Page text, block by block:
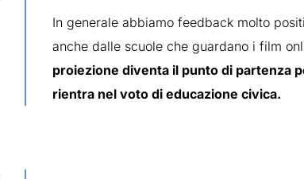
In generale abbiamo feedback molto
anche dalle scuole che guardano i film
proiezione diventa il punto di partenza
rientra nel voto di educazione civica.